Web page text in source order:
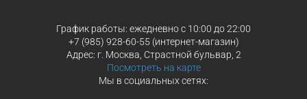
График работы: ежедневно с 10:00 до 22:00
+7 (985) 928-60-55 (интернет-магазин)
Адрес: г. Москва, Страстной бульвар, 2
Посмотреть на карте
Мы в социальных сетях: